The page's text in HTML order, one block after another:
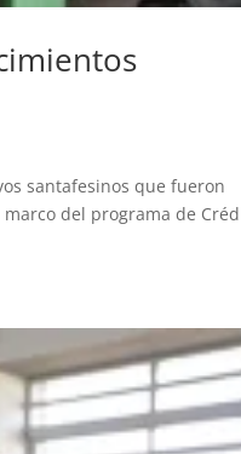
santafesinos que fueron
del programa de